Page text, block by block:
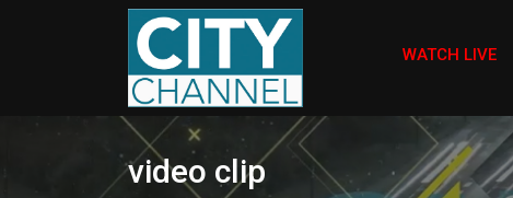
WATCH LIVE
video clip